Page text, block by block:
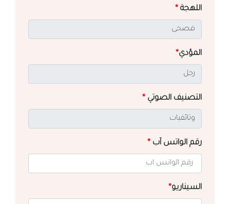
اللهجة *
المؤدي*
التصنيف الصوتي *
رقم الواتس آب *
السيناريو*